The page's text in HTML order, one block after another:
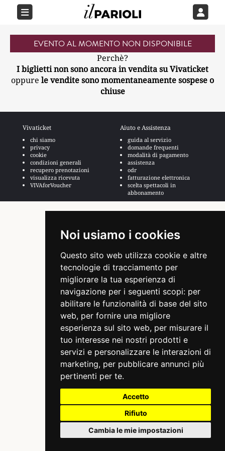
Noi usiamo i cookies
Questo sito web utilizza cookie e altre
tecnologie di tracciamento per
migliorare la tua esperienza di
navigazione per i seguenti scopi: per
abilitare le funzionalità di base del sito
web, per fornire una migliore
esperienza sul sito web, per misurare il
tuo interesse nei nostri prodotti e
servizi e personalizzare le interazioni di
marketing, per pubblicare annunci più
pertinenti per te.
Accetto
Rifiuto
Cambia le mie impostazioni
EVENTO AL MOMENTO NON DISPONIBILE
Perchè?
I biglietti non sono ancora in vendita su Vivaticket
oppure le vendite sono momentaneamente sospese o
chiuse
Vivaticket
chi siamo
privacy
cookie
condizioni generali
recupero prenotazioni
visualizza ricevuta
VIVAforVoucher
Aiuto e Assistenza
guida al servizio
domande frequenti
modalità di pagamento
assistenza
odr
fatturazione elettronica
scelta spettacoli in
abbonamento